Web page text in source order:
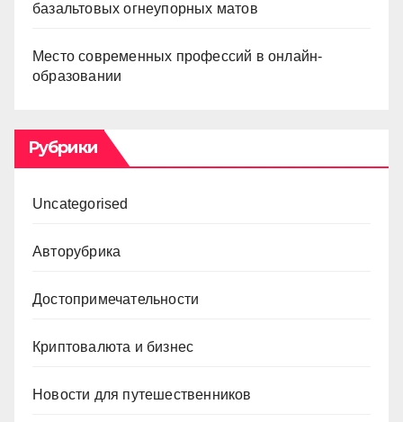
базальтовых огнеупорных матов
Место современных профессий в онлайн-
образовании
Рубрики
Uncategorised
Авторубрика
Достопримечательности
Криптовалюта и бизнес
Новости для путешественников